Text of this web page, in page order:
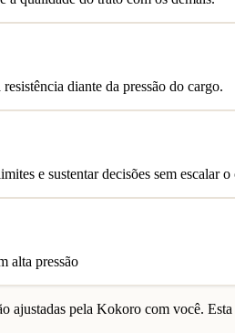
diante da pressão do cargo.
e sustentar decisões sem escalar
alta pressão
ajustadas pela Kokoro com você.